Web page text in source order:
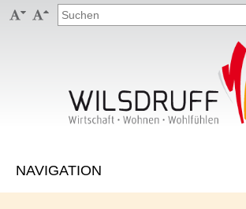
 